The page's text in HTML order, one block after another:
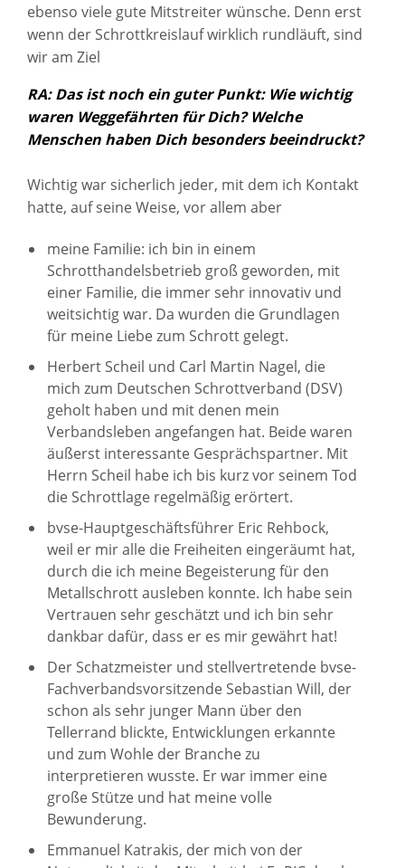
ebenso viele gute Mitstreiter wünsche. Denn erst
wenn der Schrottkreislauf wirklich rundläuft, sind
wir am Ziel
RA: Das ist noch ein guter Punkt: Wie wichtig
waren Weggefährten für Dich? Welche
Menschen haben Dich besonders beeindruckt?
Wichtig war sicherlich jeder, mit dem ich Kontakt
hatte, auf seine Weise, vor allem aber
meine Familie: ich bin in einem
Schrotthandelsbetrieb groß geworden, mit
einer Familie, die immer sehr innovativ und
weitsichtig war. Da wurden die Grundlagen
für meine Liebe zum Schrott gelegt.
Herbert Scheil und Carl Martin Nagel, die
mich zum Deutschen Schrottverband (DSV)
geholt haben und mit denen mein
Verbandsleben angefangen hat. Beide waren
äußerst interessante Gesprächspartner. Mit
Herrn Scheil habe ich bis kurz vor seinem Tod
die Schrottlage regelmäßig erörtert.
bvse-Hauptgeschäftsführer Eric Rehbock,
weil er mir alle die Freiheiten eingeräumt hat,
durch die ich meine Begeisterung für den
Metallschrott ausleben konnte. Ich habe sein
Vertrauen sehr geschätzt und ich bin sehr
dankbar dafür, dass er es mir gewährt hat!
Der Schatzmeister und stellvertretende bvse-
Fachverbandsvorsitzende Sebastian Will, der
schon als sehr junger Mann über den
Tellerrand blickte, Entwicklungen erkannte
und zum Wohle der Branche zu
interpretieren wusste. Er war immer eine
große Stütze und hat meine volle
Bewunderung.
Emmanuel Katrakis, der mich von der